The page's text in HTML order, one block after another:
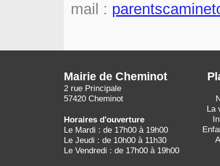
mail :
Mairie de Cheminot
2 rue Principale
57420 Cheminot
Horaires d'ouverture
Le Mardi : de 17h00 à 19h00
Le Jeudi : de 10h00 à 11h30
Le Vendredi : de 17h00 à 19h00
La